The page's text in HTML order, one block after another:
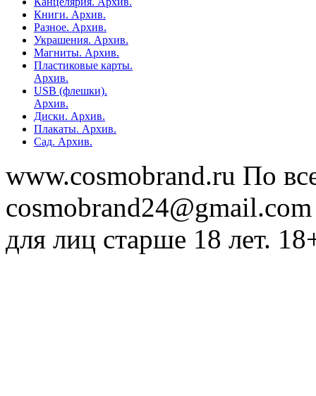
Книги. Архив.
Разное. Архив.
Украшения. Архив.
Магниты. Архив.
Пластиковые карты.
Архив.
USB (флешки).
Архив.
Диски. Архив.
Плакаты. Архив.
Сад. Архив.
www.cosmobrand.ru По
для лиц старше 18 лет.